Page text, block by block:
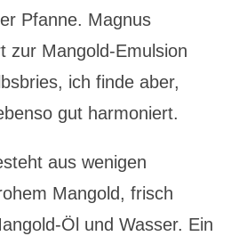
Pfanne. Magnus
zur Mangold-Emulsion
ich finde aber,
gut harmoniert.
aus wenigen
Mangold, frisch
Öl und Wasser. Ein